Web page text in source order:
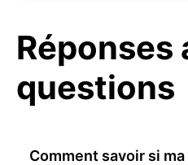
Réponses
questions
Comment savoir si